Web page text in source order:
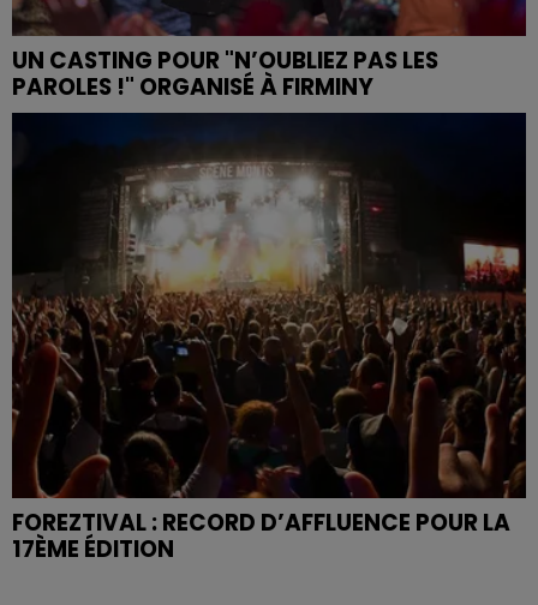
UN CASTING POUR "N’OUBLIEZ PAS LES
PAROLES !" ORGANISÉ À FIRMINY
FOREZTIVAL : RECORD D’AFFLUENCE POUR LA
17ÈME ÉDITION